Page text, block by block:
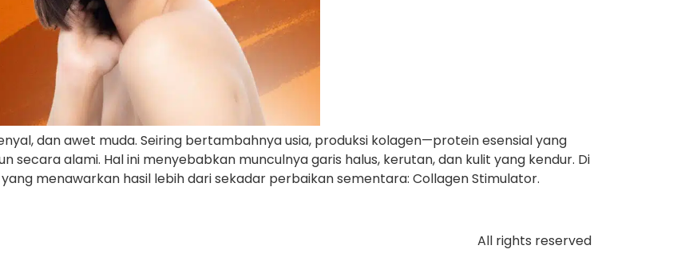
dan awet muda. Seiring bertambahnya usia, produksi kolagen—protein esensial yang
alami. Hal ini menyebabkan munculnya garis halus, kerutan, dan kulit yang kendur. Di
menawarkan hasil lebih dari sekadar perbaikan sementara: Collagen Stimulator.
All rights reserved